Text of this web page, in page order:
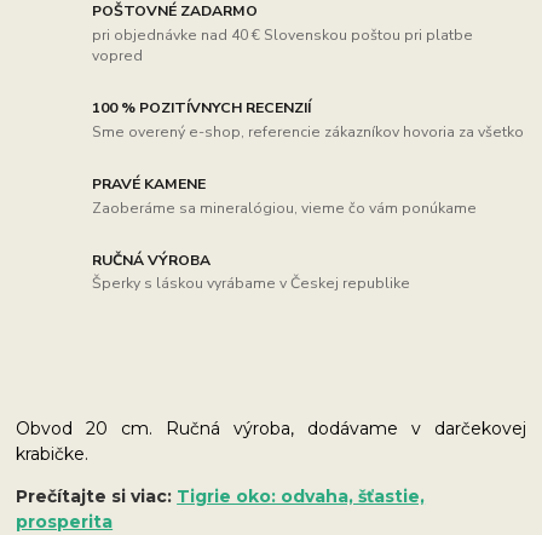
POŠTOVNÉ ZADARMO
pri objednávke nad 40 € Slovenskou poštou pri platbe
vopred
100 % POZITÍVNYCH RECENZIÍ
Sme overený e-shop, referencie zákazníkov hovoria za všetko
PRAVÉ KAMENE
Zaoberáme sa mineralógiou, vieme čo vám ponúkame
RUČNÁ VÝROBA
Šperky s láskou vyrábame v Českej republike
Obvod 20 cm.
Ručná výroba, dodávame v darčekovej
krabičke.
Prečítajte si viac: Tigrie oko: odvaha, šťastie,
prosperita